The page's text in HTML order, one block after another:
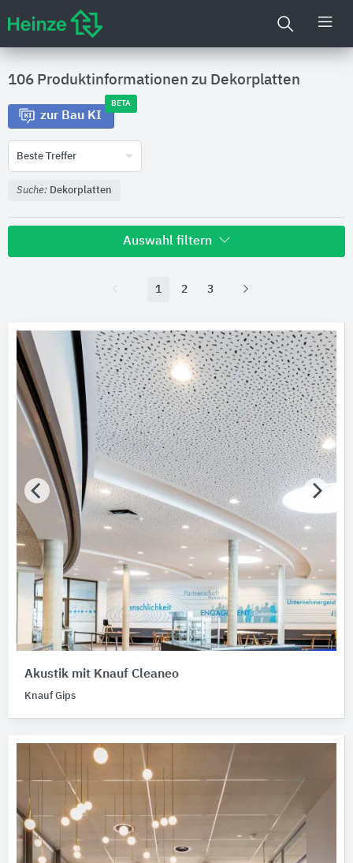
106 Produktinformationen zu Dekorplatten
zur Bau KI
BETA
Beste Treffer
Suche: Dekorplatten
Auswahl filtern
Odenwald Faserplattenwerk (OWA)
Delignit 3
Knauf Ceiling Solutions 3
Alle Hersteller anzeigen
Bauen im Bestand
Bitte auswählen
Nachhaltigkeit
Nachhaltigkeitsinfo vorhanden
Umweltdeklarationen (EPDs)
Merkmale / Eigenschaften
Bitte auswählen
Zertifizierungen
Bitte auswählen
Produktkategorie
Fliesen
Mineralplatten
Holzfaserplatten
Gipsplatten
Holzspanplatten
Alle Produktkategorien anzeigen
1 2 3
Akustik mit Knauf Cleaneo
Knauf Gips